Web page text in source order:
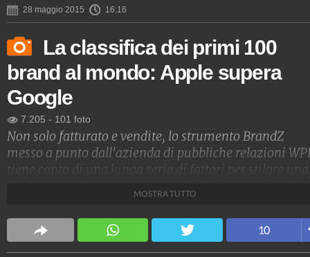
28 maggio 2015 16:16
La classifica dei primi 100
brand al mondo: Apple supera
Google
7.205 - 101 foto
Non solo fatturato e vendite, lo strumento BrandZ
messo a punto dall'azienda di pubbliche relazioni
tiene conto di una lunga serie di fattori per stilare una
Apple, seguita da Google e Microsoft.
MOSTRA TUTTO
10